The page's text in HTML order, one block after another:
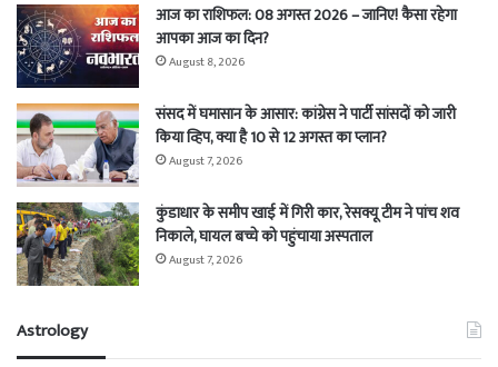
आज का राशिफल: 08 अगस्त 2026 – जानिए! कैसा रहेगा
आपका आज का दिन?
August 8, 2026
संसद में घमासान के आसार: कांग्रेस ने पार्टी सांसदों को जारी
किया व्हिप, क्या है 10 से 12 अगस्त का प्लान?
August 7, 2026
कुंडाधार के समीप खाई में गिरी कार, रेसक्यू टीम ने पांच शव
निकाले, घायल बच्चे को पहुंचाया अस्पताल
August 7, 2026
Astrology